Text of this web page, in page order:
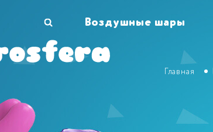
Воздушные шары
Главная